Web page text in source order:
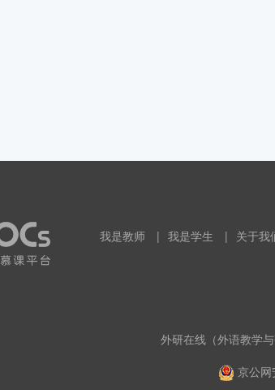
我是教师 | 我是学生 | 关于我
外研在线（外语教学
京公